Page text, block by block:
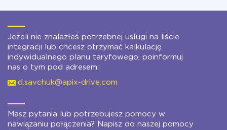
Jeżeli nie znalazłeś potrzebnej usługi na liście
integracji lub chcesz otrzymać kalkulację
indywidualnego planu taryfowego, poinformuj
nas o tym pod adresem:
d.savchuk@apix-drive.com
Masz pytania lub potrzebujesz pomocy w
nawiązaniu połączenia? Napisz do naszej pomocy